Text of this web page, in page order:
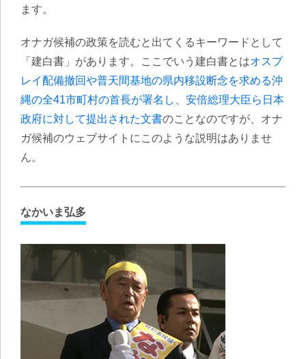
ます。
オナガ候補の政策を読むと出てくるキーワードとして
「建白書」があります。ここでいう建白書とはオスプ
レイ配備撤回や普天間基地の県内移設断念を求める沖
縄の全41市町村の首長が署名し、安倍総理大臣ら日本
政府に対して提出された文書のことなのですが、オナ
ガ候補のウェブサイトにこのような説明はありませ
ん。
なかいま弘多